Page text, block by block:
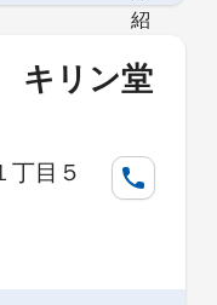
キリン堂
丁目５